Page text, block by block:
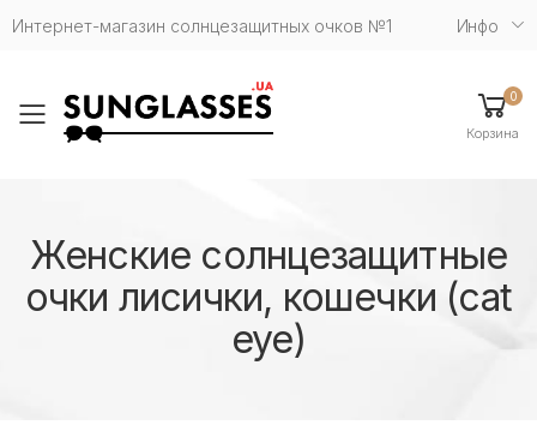
Интернет-магазин солнцезащитных очков №1 Инфо
Toggle mobile menu
0
Корзина
Женские солнцезащитные
очки лисички, кошечки (cat
eye)